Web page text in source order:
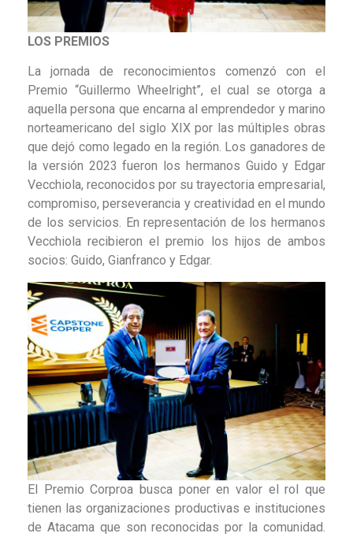
LOS PREMIOS
La jornada de reconocimientos comenzó con el
Premio “Guillermo Wheelright”, el cual se otorga a
aquella persona que encarna al emprendedor y marino
norteamericano del siglo XIX por las múltiples obras
que dejó como legado en la región. Los ganadores de
la versión 2023 fueron los hermanos Guido y Edgar
Vecchiola, reconocidos por su trayectoria empresarial,
compromiso, perseverancia y creatividad en el mundo
de los servicios. En representación de los hermanos
Vecchiola recibieron el premio los hijos de ambos
socios: Guido, Gianfranco y Edgar.
El Premio Corproa busca poner en valor el rol que
tienen las organizaciones productivas e instituciones
de Atacama que son reconocidas por la comunidad.